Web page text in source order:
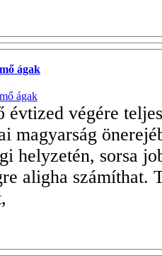
ágak
évtized végére
magyarság
helyzetén, sorsa
aligha számíthat.